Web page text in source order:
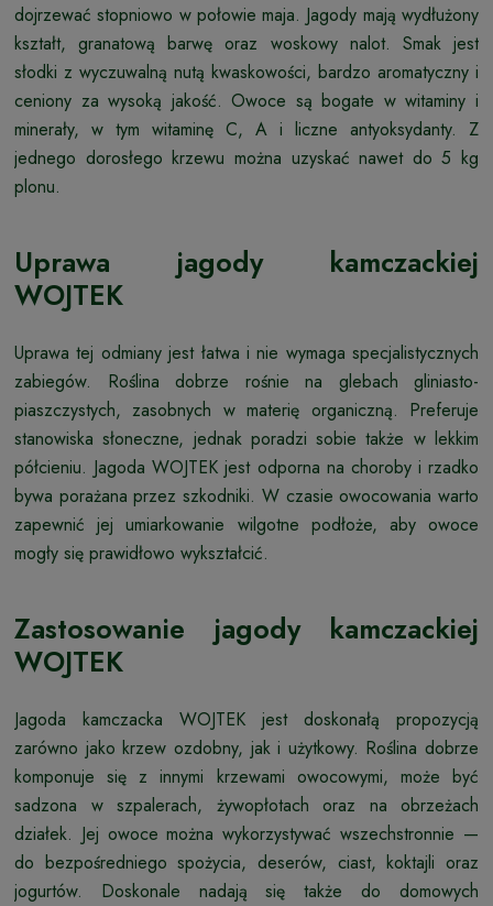
dojrzewać stopniowo w połowie maja. Jagody mają wydłużony
kształt, granatową barwę oraz woskowy nalot. Smak jest
słodki z wyczuwalną nutą kwaskowości, bardzo aromatyczny i
ceniony za wysoką jakość. Owoce są bogate w witaminy i
minerały, w tym witaminę C, A i liczne antyoksydanty. Z
jednego dorosłego krzewu można uzyskać nawet do 5 kg
plonu.
Uprawa jagody kamczackiej
WOJTEK
Uprawa tej odmiany jest łatwa i nie wymaga specjalistycznych
zabiegów. Roślina dobrze rośnie na glebach gliniasto-
piaszczystych, zasobnych w materię organiczną. Preferuje
stanowiska słoneczne, jednak poradzi sobie także w lekkim
półcieniu. Jagoda WOJTEK jest odporna na choroby i rzadko
bywa porażana przez szkodniki. W czasie owocowania warto
zapewnić jej umiarkowanie wilgotne podłoże, aby owoce
mogły się prawidłowo wykształcić.
Zastosowanie jagody kamczackiej
WOJTEK
Jagoda kamczacka WOJTEK jest doskonałą propozycją
zarówno jako krzew ozdobny, jak i użytkowy. Roślina dobrze
komponuje się z innymi krzewami owocowymi, może być
sadzona w szpalerach, żywopłotach oraz na obrzeżach
działek. Jej owoce można wykorzystywać wszechstronnie —
do bezpośredniego spożycia, deserów, ciast, koktajli oraz
jogurtów. Doskonale nadają się także do domowych